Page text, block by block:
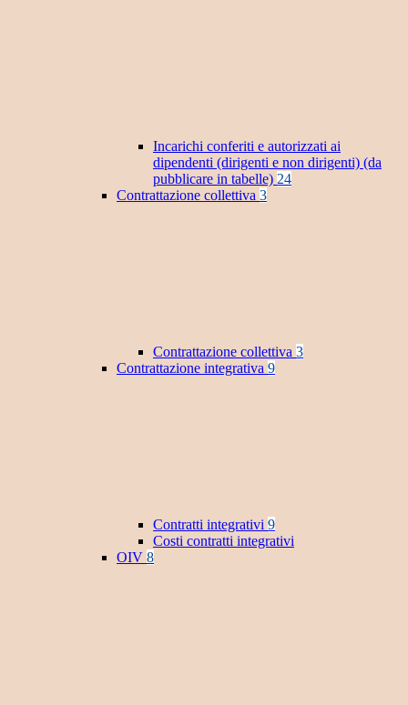
Incarichi conferiti e autorizzati ai
dipendenti (dirigenti e non dirigenti) (da
pubblicare in tabelle) 24
Contrattazione collettiva 3
Contrattazione collettiva 3
Contrattazione integrativa 9
Contratti integrativi 9
Costi contratti integrativi
OIV 8